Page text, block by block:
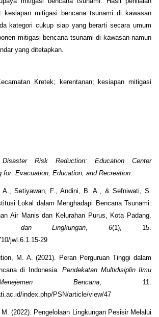
kesiapan mitigasi bencana tsunami di kawasan
kategori cukup siap yang berarti secara umum
mitigasi bencana tsunami di kawasan namun
yang ditetapkan.
Kretek; kerentanan; kesiapan mitigasi
Disaster Risk Reduction: Education Center
for. Evacuation, Education, and Recreation.
A., Setiyawan, F., Andini, B. A., & Sefniwati, S.
Lokal dalam Menghadapi Bencana Tsunami:
Air Manis dan Kelurahan Purus, Kota Padang.
dan Lingkungan, 6(1), 15.
jwl.6.1.15-29
M. A. (2021). Peran Perguruan Tinggi dalam
di Indonesia. Pendekatan Multidisiplin Ilmu
Bencana, 11.
index.php/PSN/article/view/47
(2022). Pengelolaan Lingkungan Pesisir Melalui